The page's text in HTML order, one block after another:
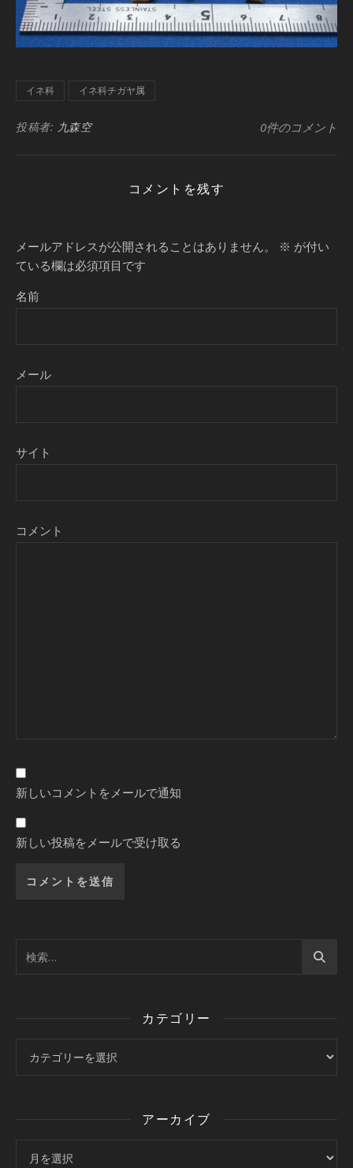
イネ科 イネ科チガヤ属
投稿者: 九森空 0件のコメント
コメントを残す
メールアドレスが公開されることはありません。 ※ が付い
ている欄は必須項目です
名前
メール
サイト
コメント
新しいコメントをメールで通知
新しい投稿をメールで受け取る
カテゴリー
アーカイブ